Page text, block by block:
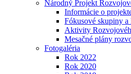
Národný Projekt
Informácie o
Fókusové skupiny a
Aktivity
Mesačné plány
Fotogaléria
Rok 2022
Rok 2020